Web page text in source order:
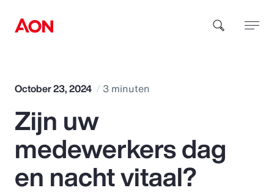
How can we help you?
October 23, 2024 3 minuten
Zijn uw
medewerkers dag
en nacht vitaal?